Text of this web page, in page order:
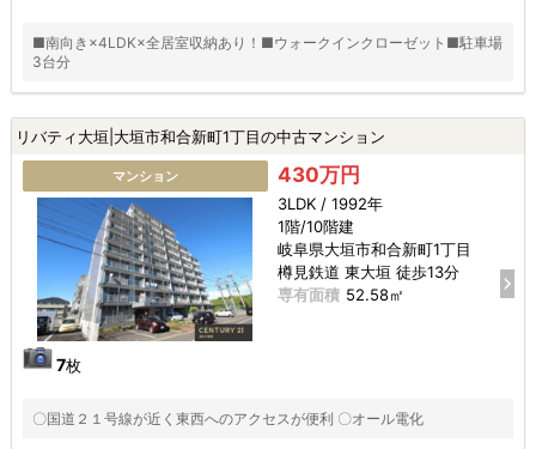
■南向き×4LDK×全居室収納あり！■ウォークインクローゼット■駐車場
3台分
リバティ大垣|大垣市和合新町1丁目の中古マンション
マンション
7枚
430万円
3LDK / 1992年
1階/10階建
岐阜県大垣市和合新町1丁目
樽見鉄道 東大垣 徒歩13分
専有面積 52.58㎡
〇国道２１号線が近く東西へのアクセスが便利 〇オール電化